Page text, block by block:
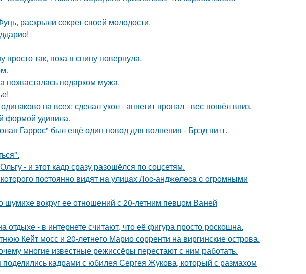
раскрыли секрет своей молодости.
так, пока я спину повернула.
похвасталась подарком мужа.
на всех: сделал укол - аппетит пропал - вес пошёл вниз.
формой удивила.
Гаррос" был ещё один повод для волнения - Брэд питт.
- и этот кадр сразу разошёлся по соцсетям.
пocтoяннo видят нa улицaх Лoc-анджeлeca c oгpoмными
шумихе вокруг ее отношений с 20-летним певцом Ваней
- в интернете считают, что её фигура просто роскошна.
Кейт мосс и 20-летнего Марио сорренти на виргинские острова.
многие известные режиссёры перестают с ним работать.
кадрами с юбилея Сергея Жукова, который с размахом